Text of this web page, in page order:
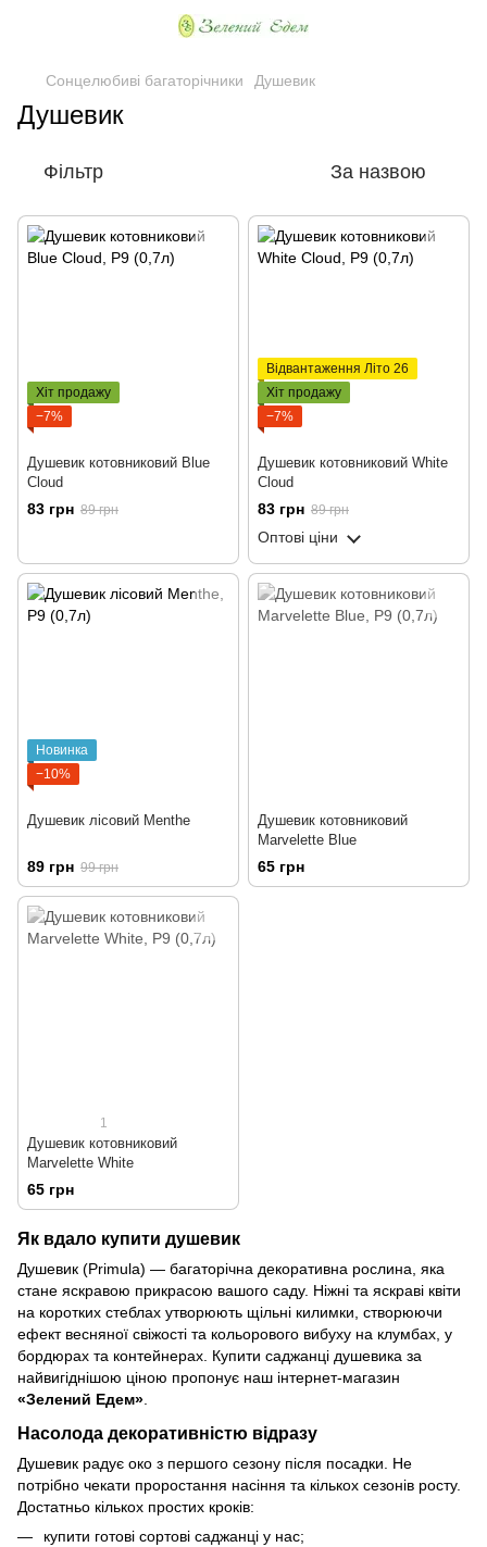
Сонцелюбиві багаторічники Душевик
Душевик
Фільтр За назвою
Хіт продажу
−7%
Душевик котовниковий Blue
Cloud
83 грн 89 грн
Відвантаження Літо 26
Хіт продажу
−7%
Душевик котовниковий White
Cloud
83 грн 89 грн
Оптові ціни
Новинка
−10%
Душевик лісовий Menthe
89 грн 99 грн
Душевик котовниковий
Marvelette Blue
65 грн
1
Душевик котовниковий
Marvelette White
65 грн
Як вдало купити душевик
Душевик (Primula) — багаторічна декоративна рослина, яка
стане яскравою прикрасою вашого саду. Ніжні та яскраві квіти
на коротких стеблах утворюють щільні килимки, створюючи
ефект весняної свіжості та кольорового вибуху на клумбах, у
бордюрах та контейнерах. Купити саджанці душевика за
найвигіднішою ціною пропонує наш інтернет-магазин
«Зелений Едем».
Насолода декоративністю відразу
Душевик радує око з першого сезону після посадки. Не
потрібно чекати проростання насіння та кількох сезонів росту.
Достатньо кількох простих кроків:
купити готові сортові саджанці у нас;